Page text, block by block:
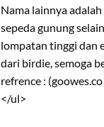
Nama lainnya
sepeda gunung
lompatan tinggi dan
dari birdie, semoga
refrence :
</ul>